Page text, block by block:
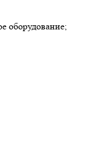
оборудование;